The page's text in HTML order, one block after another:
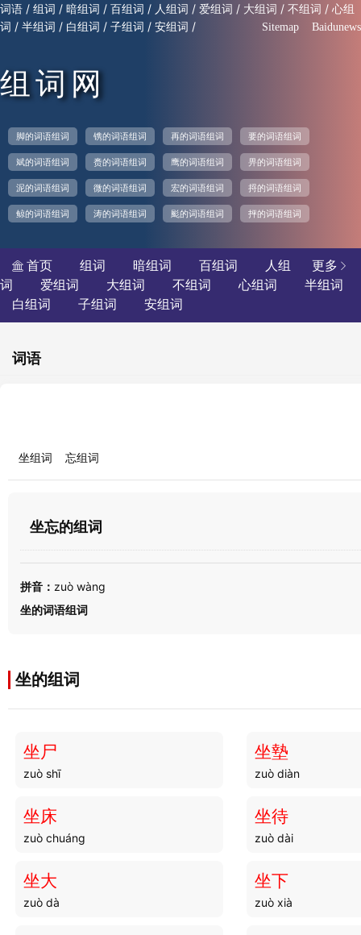
词语 / 组词 / 暗组词 / 百组词 / 人组词 / 爱组词 / 大组词 / 不组词 / 心组
词 / 半组词 / 白组词 / 子组词 / 安组词 / Sitemap Baidunews
组词网
脚的词语组词 镌的词语组词 再的词语组词 要的词语组词
斌的词语组词 赉的词语组词 鹰的词语组词 畀的词语组词
泥的词语组词 微的词语组词 宏的词语组词 捋的词语组词
鲸的词语组词 涛的词语组词 颩的词语组词 抨的词语组词
更多 
 首页 组词 暗组词 百组词
人组
词
爱组词 大组词 不组词 心组词
半组词
白组词
子组词 安组词
词语
坐组词 忘组词
坐忘的组词
拼音： zuò wàng
坐的词语组词
坐的组词
坐尸
zuò shī
坐墊
zuò diàn
坐床
zuò chuáng
坐待
zuò dài
坐大
zuò dà
坐下
zuò xià